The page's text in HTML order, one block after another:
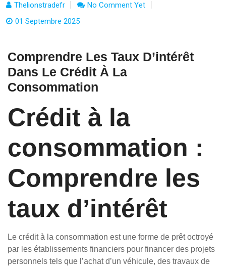
Thelionstradefr
No Comment Yet
01 Septembre 2025
Comprendre Les Taux D’intérêt
Dans Le Crédit À La
Consommation
Crédit à la
consommation :
Comprendre les
taux d’intérêt
Le crédit à la consommation est une forme de prêt octroyé
par les établissements financiers pour financer des projets
personnels tels que l’achat d’un véhicule, des travaux de